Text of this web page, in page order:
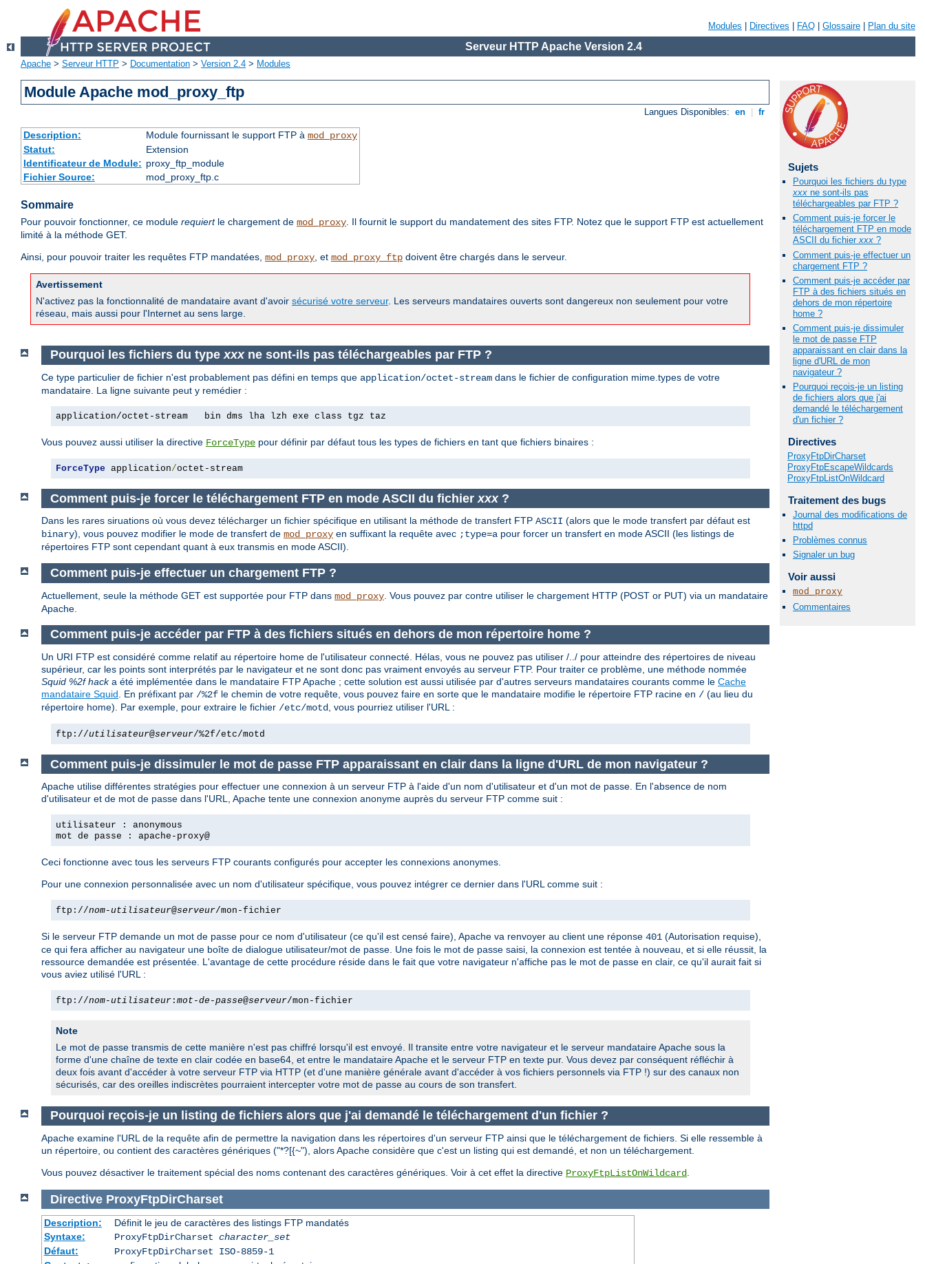
Modules Directives FAQ Glossaire Plan du site
Serveur HTTP Apache Version 2.4
Apache > Serveur HTTP > Documentation > Version 2.4 > Modules
Module Apache mod_proxy_ftp
Langues Disponibles: en fr
Description: Module fournissant le support FTP à mod_proxy
Statut:
Extension
Identificateur de Module: proxy_ftp_module
Fichier Source:
mod_proxy_ftp.c
Sommaire
Pour pouvoir fonctionner, ce module requiertle chargement de mod_proxy. Il fournit le support du mandatement des sites FTP. Notez que le support FTP est actuellement
limité à la méthode GET.
Ainsi, pour pouvoir traiter les requêtes FTP mandatées, mod_proxy, et mod_proxy_ftp doivent être chargés dans le serveur.
Avertissement
N'activez pas la fonctionnalité de mandataire avant d'avoir sécurisé votre serveur. Les serveurs mandataires ouverts sont dangereux non seulement pour votre
réseau, mais aussi pour l'Internet au sens large.
Sujets
Pourquoi les fichiers du type
xxx ne sont-ils pas
téléchargeables par FTP ?
Comment puis-je forcer le
téléchargement FTP en mode
ASCII du fichierxxx ?
Comment puis-je effectuer un
chargement FTP ?
Comment puis-je accéder par
FTP à des fichiers situés en
dehors de mon répertoire
home ?
Comment puis-je dissimuler
le mot de passe FTP
apparaissant en clair dans la
ligne d'URL de mon
navigateur ?
Pourquoi reçois-je un listing
de fichiers alors que j'ai
demandé le téléchargement
d'un fichier ?
Directives
ProxyFtpDirCharset
ProxyFtpEscapeWildcards
ProxyFtpListOnWildcard
Traitement des bugs
Journal des modifications de
httpd
Problèmes connus
Signaler un bug
Voir aussi
mod_proxy
Commentaires
Pourquoi les fichiers du typexxxne sont-ils pas téléchargeables par FTP ?
Ce type particulier de fichier n'est probablement pas défini en temps que application/octet-stream dans le fichier de configuration mime.types de votre
mandataire. La ligne suivante peut y remédier :
application/octet-stream   bin dms lha lzh exe class tgz taz
Vous pouvez aussi utiliser la directive ForceType pour définir par défaut tous les types de fichiers en tant que fichiers binaires :
ForceType application/octet-stream
Comment puis-je forcer le téléchargement FTP en mode ASCII du fichier xxx?
Dans les rares siruations où vous devez télécharger un fichier spécifique en utilisant la méthode de transfert FTP ASCII (alors que le mode transfert par défaut est
binary), vous pouvez modifier le mode de transfert de mod_proxy en suffixant la requête avec ;type=a pour forcer un transfert en mode ASCII (les listings de
répertoires FTP sont cependant quant à eux transmis en mode ASCII).
Comment puis-je effectuer un chargement FTP ?
Actuellement, seule la méthode GET est supportée pour FTP dans mod_proxy . Vous pouvez par contre utiliser le chargement HTTP (POST or PUT) via un mandataire
Apache.
Comment puis-je accéder par FTP à des fichiers situés en dehors de mon répertoire home ?
Un URI FTP est considéré comme relatif au répertoire home de l'utilisateur connecté. Hélas, vous ne pouvez pas utiliser /../ pour atteindre des répertoires de niveau
supérieur, car les points sont interprétés par le navigateur et ne sont donc pas vraiment envoyés au serveur FTP. Pour traiter ce problème, une méthode nommée
Squid %2f hacka été implémentée dans le mandataire FTP Apache ; cette solution est aussi utilisée par d'autres serveurs mandataires courants comme le Cache
mandataire Squid . En préfixant par /%2f le chemin de votre requête, vous pouvez faire en sorte que le mandataire modifie le répertoire FTP racine en / (au lieu du
répertoire home). Par exemple, pour extraire le fichier /etc/motd , vous pourriez utiliser l'URL :
ftp://utilisateur@serveur/%2f/etc/motd
Comment puis-je dissimuler le mot de passe FTP apparaissant en clair dans la ligne d'URL de mon navigateur ?
Apache utilise différentes stratégies pour effectuer une connexion à un serveur FTP à l'aide d'un nom d'utilisateur et d'un mot de passe. En l'absence de nom
d'utilisateur et de mot de passe dans l'URL, Apache tente une connexion anonyme auprès du serveur FTP comme suit :
utilisateur : anonymous
mot de passe : apache-proxy@
Ceci fonctionne avec tous les serveurs FTP courants configurés pour accepter les connexions anonymes.
Pour une connexion personnalisée avec un nom d'utilisateur spécifique, vous pouvez intégrer ce dernier dans l'URL comme suit :
ftp://nom-utilisateur@serveur/mon-fichier
Si le serveur FTP demande un mot de passe pour ce nom d'utilisateur (ce qu'il est censé faire), Apache va renvoyer au client une réponse 401 (Autorisation requise),
ce qui fera afficher au navigateur une boîte de dialogue utilisateur/mot de passe. Une fois le mot de passe saisi, la connexion est tentée à nouveau, et si elle réussit, la
ressource demandée est présentée. L'avantage de cette procédure réside dans le fait que votre navigateur n'affiche pas le mot de passe en clair, ce qu'il aurait fait si
vous aviez utilisé l'URL :
ftp://nom-utilisateur : mot-de-passe@serveur/mon-fichier
Note
Le mot de passe transmis de cette manière n'est pas chiffré lorsqu'il est envoyé. Il transite entre votre navigateur et le serveur mandataire Apache sous la
forme d'une chaîne de texte en clair codée en base64, et entre le mandataire Apache et le serveur FTP en texte pur. Vous devez par conséquent réfléchir à
deux fois avant d'accéder à votre serveur FTP via HTTP (et d'une manière générale avant d'accéder à vos fichiers personnels via FTP !) sur des canaux non
sécurisés, car des oreilles indiscrètes pourraient intercepter votre mot de passe au cours de son transfert.
Pourquoi reçois-je un listing de fichiers alors que j'ai demandé le téléchargement d'un fichier ?
Apache examine l'URL de la requête afin de permettre la navigation dans les répertoires d'un serveur FTP ainsi que le téléchargement de fichiers. Si elle ressemble à
un répertoire, ou contient des caractères génériques ("*?[{~"), alors Apache considère que c'est un listing qui est demandé, et non un téléchargement.
Vous pouvez désactiver le traitement spécial des noms contenant des caractères génériques. Voir à cet effet la directive ProxyFtpListOnWildcard
Directive ProxyFtpDirCharset
Description:
Définit le jeu de caractères des listings FTP mandatés
Syntaxe:
ProxyFtpDirCharset character_set
Défaut:
ProxyFtpDirCharset ISO-8859-1